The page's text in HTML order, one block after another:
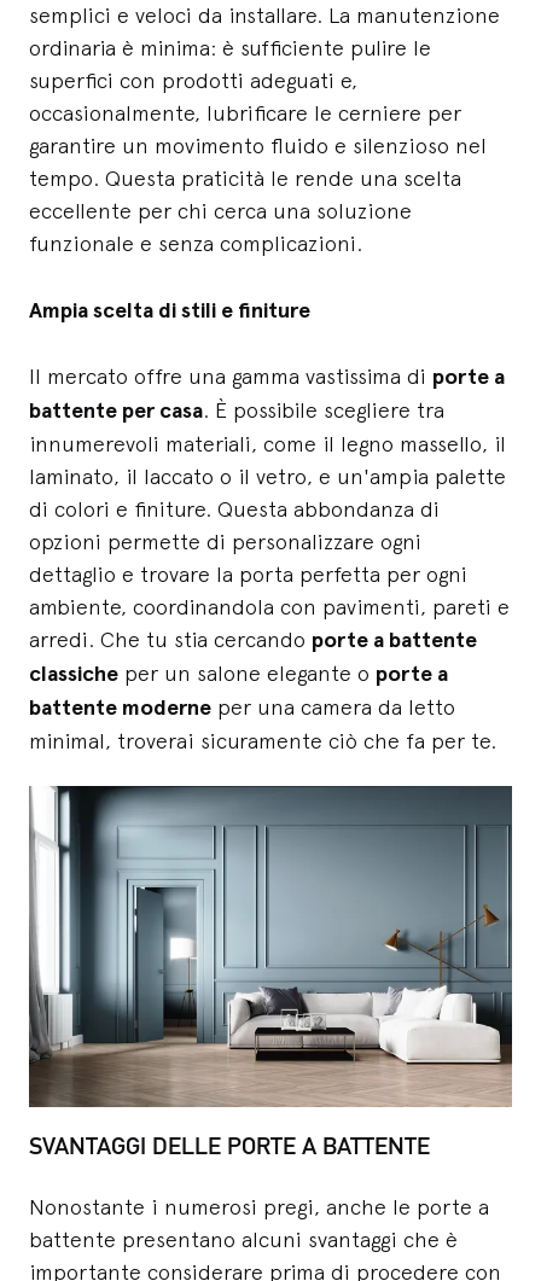
semplici e veloci da installare. La manutenzione
ordinaria è minima: è sufficiente pulire le
superfici con prodotti adeguati e,
occasionalmente, lubrificare le cerniere per
garantire un movimento fluido e silenzioso nel
tempo. Questa praticità le rende una scelta
eccellente per chi cerca una soluzione
funzionale e senza complicazioni.
Ampia scelta di stili e finiture
Il mercato offre una gamma vastissima di porte a
battente per casa. È possibile scegliere tra
innumerevoli materiali, come il legno massello, il
laminato, il laccato o il vetro, e un'ampia palette
di colori e finiture. Questa abbondanza di
opzioni permette di personalizzare ogni
dettaglio e trovare la porta perfetta per ogni
ambiente, coordinandola con pavimenti, pareti e
arredi. Che tu stia cercando porte a battente
classiche per un salone elegante o porte a
battente moderne per una camera da letto
minimal, troverai sicuramente ciò che fa per te.
SVANTAGGI DELLE PORTE A BATTENTE
Nonostante i numerosi pregi, anche le porte a
battente presentano alcuni svantaggi che è
importante considerare prima di procedere con